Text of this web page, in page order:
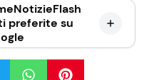
preferite su